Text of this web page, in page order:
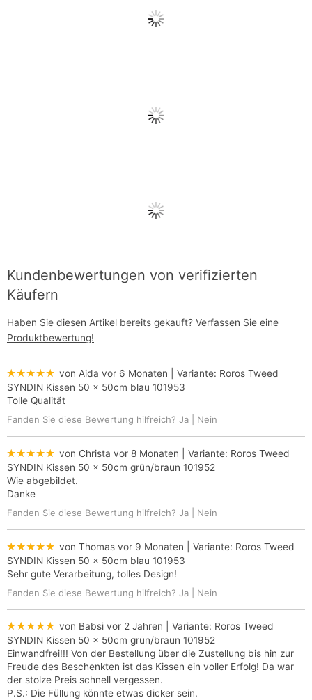
Kundenbewertungen von verifizierten
Käufern
Haben Sie diesen Artikel bereits gekauft? Verfassen Sie eine
Produktbewertung!
★★★★★ von Aida vor 6 Monaten | Variante: Roros Tweed
SYNDIN Kissen 50 x 50cm blau 101953
Tolle Qualität
Fanden Sie diese Bewertung hilfreich? Ja Nein
★★★★★ von Christa vor 8 Monaten | Variante: Roros Tweed
SYNDIN Kissen 50 x 50cm grün/braun 101952
Wie abgebildet.
Danke
Fanden Sie diese Bewertung hilfreich? Ja Nein
★★★★★ von Thomas vor 9 Monaten | Variante: Roros Tweed
SYNDIN Kissen 50 x 50cm blau 101953
Sehr gute Verarbeitung, tolles Design!
Fanden Sie diese Bewertung hilfreich? Ja Nein
★★★★★ von Babsi vor 2 Jahren | Variante: Roros Tweed
SYNDIN Kissen 50 x 50cm grün/braun 101952
Einwandfrei!!! Von der Bestellung über die Zustellung bis hin zur
Freude des Beschenkten ist das Kissen ein voller Erfolg! Da war
der stolze Preis schnell vergessen.
P.S.: Die Füllung könnte etwas dicker sein.